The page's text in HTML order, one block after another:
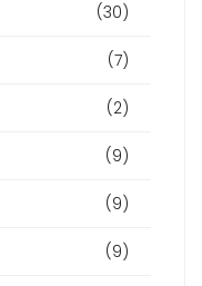
(30)
(7)
(2)
(9)
(9)
(9)